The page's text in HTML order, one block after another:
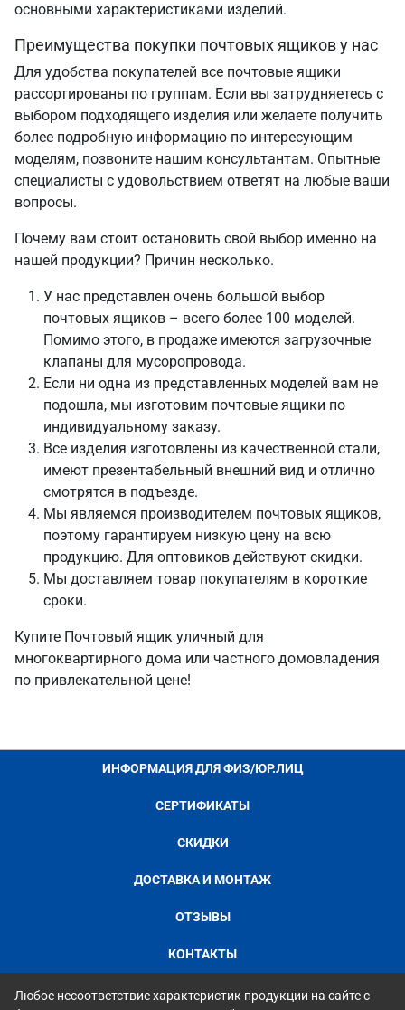
основными характеристиками изделий.
Преимущества покупки почтовых ящиков у нас
Для удобства покупателей все почтовые ящики
рассортированы по группам. Если вы затрудняетесь с
выбором подходящего изделия или желаете получить
более подробную информацию по интересующим
моделям, позвоните нашим консультантам. Опытные
специалисты с удовольствием ответят на любые ваши
вопросы.
Почему вам стоит остановить свой выбор именно на
нашей продукции? Причин несколько.
У нас представлен очень большой выбор
почтовых ящиков – всего более 100 моделей.
Помимо этого, в продаже имеются загрузочные
клапаны для мусоропровода.
Если ни одна из представленных моделей вам не
подошла, мы изготовим почтовые ящики по
индивидуальному заказу.
Все изделия изготовлены из качественной стали,
имеют презентабельный внешний вид и отлично
смотрятся в подъезде.
Мы являемся производителем почтовых ящиков,
поэтому гарантируем низкую цену на всю
продукцию. Для оптовиков действуют скидки.
Мы доставляем товар покупателям в короткие
сроки.
Купите Почтовый ящик уличный для
многоквартирного дома или частного домовладения
по привлекательной цене!
ИНФОРМАЦИЯ ДЛЯ ФИЗ/ЮР.ЛИЦ
СЕРТИФИКАТЫ
СКИДКИ
ДОСТАВКА И МОНТАЖ
ОТЗЫВЫ
КОНТАКТЫ
Любое несоответствие характеристик продукции на сайте с